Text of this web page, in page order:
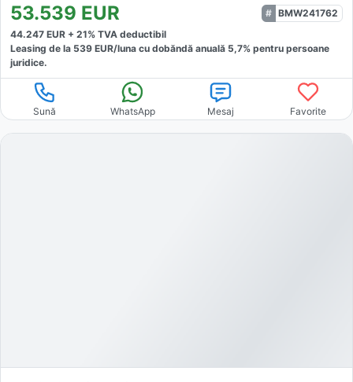
53.539 EUR
BMW241762
44.247 EUR + 21% TVA deductibil
Leasing de la 539 EUR/luna cu dobăndă anuală 5,7% pentru persoane
juridice.
Sună WhatsApp Mesaj Favorite